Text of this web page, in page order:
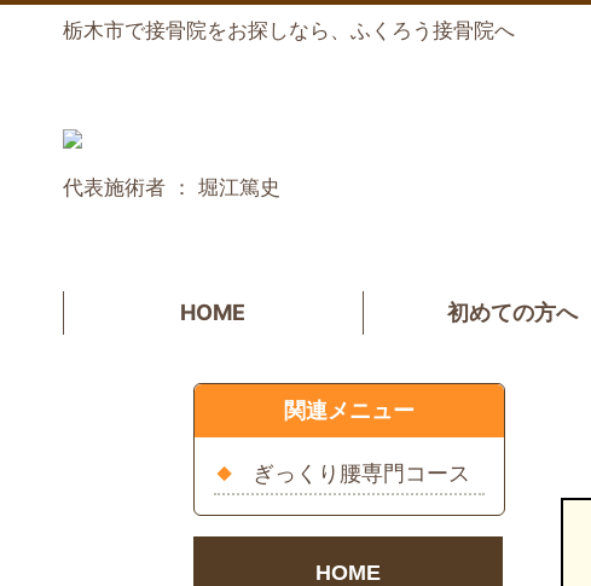
栃木市で接骨院をお探しなら、ふくろう接骨院へ
代表施術者 ： 堀江篤史
HOME 初めての方へ
関連メニュー
ぎっくり腰専門コース
HOME